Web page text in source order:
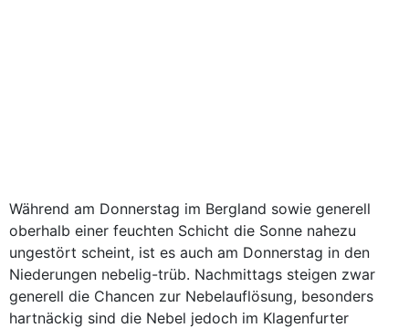
Während am Donnerstag im Bergland sowie generell
oberhalb einer feuchten Schicht die Sonne nahezu
ungestört scheint, ist es auch am Donnerstag in den
Niederungen nebelig-trüb. Nachmittags steigen zwar
generell die Chancen zur Nebelauflösung, besonders
hartnäckig sind die Nebel jedoch im Klagenfurter